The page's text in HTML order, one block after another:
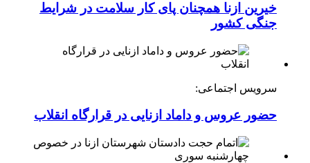
خیرین ازنا همچنان پای کار سلامت در شرایط
جنگی کشور
سرویس اجتماعی:
حضور عروس و داماد ازنایی در قرارگاه انقلاب